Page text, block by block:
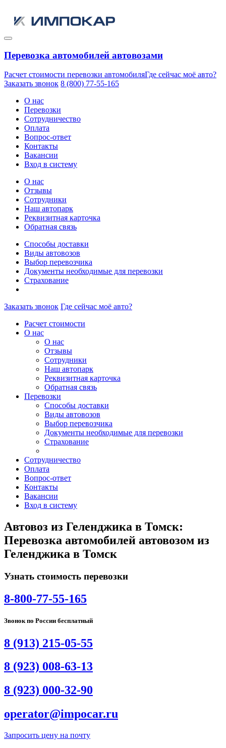
Перевозка автомобилей автовозами
Расчет стоимости перевозки автомобиляГде сейчас моё авто?
Заказать звонок 8 (800) 77-55-165
О нас
Перевозки
Сотрудничество
Оплата
Вопрос-ответ
Контакты
Вакансии
Вход в систему
О нас
Отзывы
Сотрудники
Наш автопарк
Реквизитная карточка
Обратная связь
Способы доставки
Виды автовозов
Выбор перевозчика
Документы необходимые для перевозки
Страхование
Заказать звонок Где сейчас моё авто?
Расчет стоимости
О нас
О нас
Отзывы
Сотрудники
Наш автопарк
Реквизитная карточка
Обратная связь
Перевозки
Способы доставки
Виды автовозов
Выбор перевозчика
Документы необходимые для перевозки
Страхование
Сотрудничество
Оплата
Вопрос-ответ
Контакты
Вакансии
Вход в систему
Автовоз из Геленджика в Томск:
Перевозка автомобилей автовозом из
Геленджика в Томск
Узнать стоимость перевозки
8-800-77-55-165
Звонок по России бесплатный
8 (913) 215-05-55
8 (923) 008-63-13
8 (923) 000-32-90
operator@impocar.ru
Запросить цену на почту